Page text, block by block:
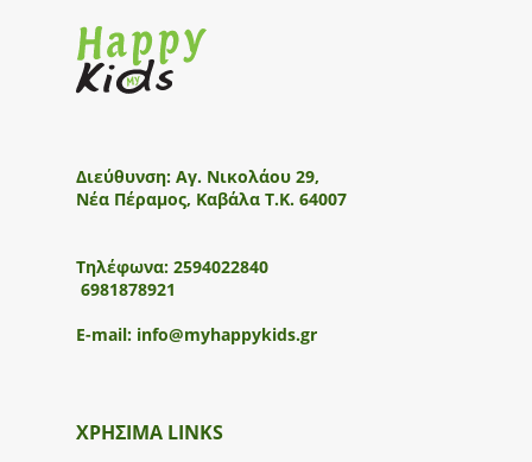
Διεύθυνση: Αγ. Νικολάου 29,
Νέα Πέραμος, Καβάλα Τ.Κ. 64007
Τηλέφωνα: 2594022840
6981878921
E-mail: info@myhappykids.gr
ΧΡΗΣΙΜΑ LINKS